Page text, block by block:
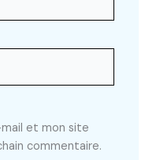
et mon site
commentaire.